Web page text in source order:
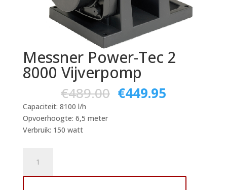
Messner Power-Tec 2
8000 Vijverpomp
€489.00 €449.95
Capaciteit: 8100 l/h
Opvoerhoogte: 6,5 meter
Verbruik: 150 watt
Power-
Tec